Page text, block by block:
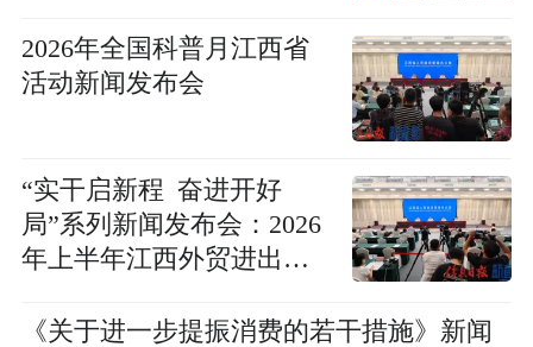
2026年全国科普月江西省
活动新闻发布会
“实干启新程 奋进开好
局”系列新闻发布会：2026
年上半年江西外贸进出口
《关于进一步提振消费的若干措施》新闻